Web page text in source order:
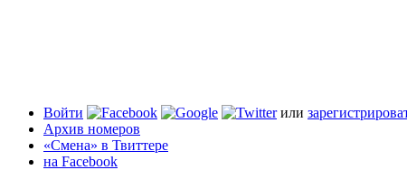
Войти или
Архив номеров
«Смена» в Твиттере
на Facebook